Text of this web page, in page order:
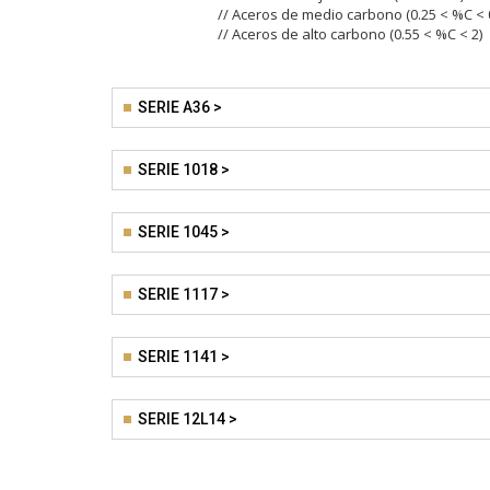
// Aceros de medio carbono (0.25 < %C <
// Aceros de alto carbono (0.55 < %C < 2)
SERIE A36 >
SERIE 1018 >
SERIE 1045 >
SERIE 1117 >
SERIE 1141 >
SERIE 12L14 >